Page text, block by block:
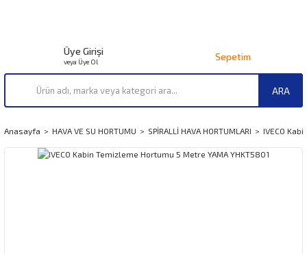
ARA
Üye Girişi
veya Üye Ol Sepetim
Anasayfa HAVA VE SU HORTUMU SPİRALLİ HAVA HORTUMLARI IVECO